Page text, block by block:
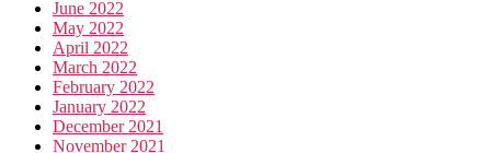
June 2022
May 2022
April 2022
March 2022
February 2022
January 2022
December 2021
November 2021